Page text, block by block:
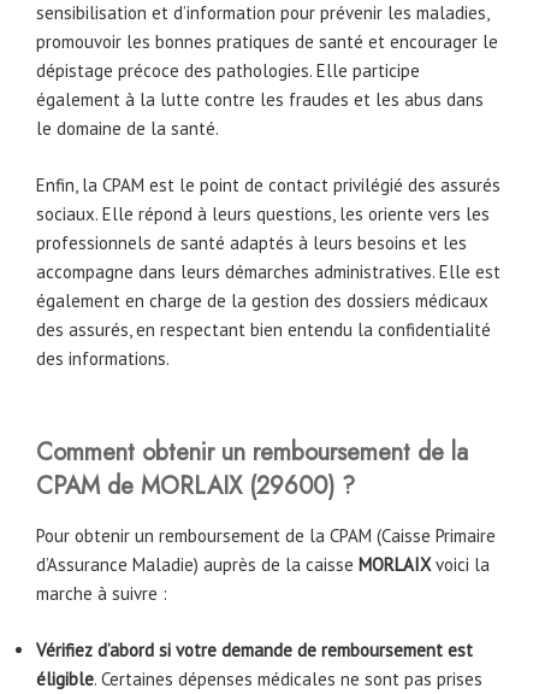
sensibilisation et d’information pour prévenir les maladies,
promouvoir les bonnes pratiques de santé et encourager le
dépistage précoce des pathologies. Elle participe
également à la lutte contre les fraudes et les abus dans
le domaine de la santé.
Enfin, la CPAM est le point de contact privilégié des assurés
sociaux. Elle répond à leurs questions, les oriente vers les
professionnels de santé adaptés à leurs besoins et les
accompagne dans leurs démarches administratives. Elle est
également en charge de la gestion des dossiers médicaux
des assurés, en respectant bien entendu la confidentialité
des informations.
Comment obtenir un remboursement de la
CPAM de MORLAIX (29600) ?
Pour obtenir un remboursement de la CPAM (Caisse Primaire
d’Assurance Maladie) auprès de la caisse MORLAIXvoici la
marche à suivre :
Vérifiez d’abord si votre demande de remboursement est
éligible. Certaines dépenses médicales ne sont pas prises